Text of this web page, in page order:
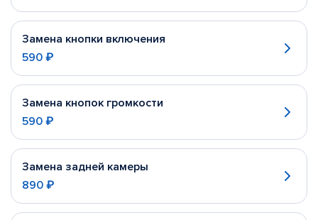
Замена кнопки включения
590 ₽
Замена кнопок громкости
590 ₽
Замена задней камеры
890 ₽